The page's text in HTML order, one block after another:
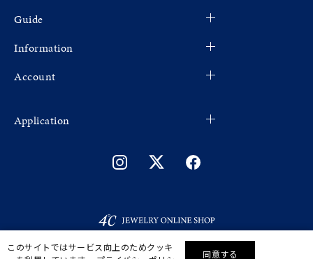
Guide
Information
Account
Application
このサイトではサービス向上のためクッキ
同意する